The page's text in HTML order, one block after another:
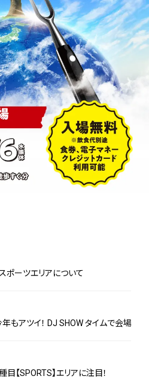
ポーツエリアについて
年もアツイ！ DJ SHOW タイムで会場大
【SPORTS】エリアに注目！